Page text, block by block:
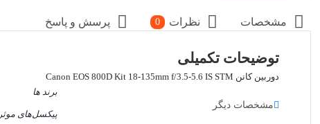
مشخصات نظرات 0 پرسش و پاسخ
توضیحات تکمیلی
دوربین کانن Canon EOS 800D Kit 18-135mm f/3.5-5.6 IS STM
مشخصات دیگر
برند ها
پیکسل‌های موثر